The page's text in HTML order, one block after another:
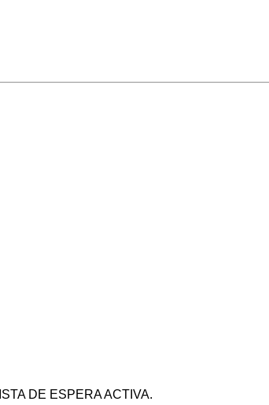
DE ESPERA ACTIVA.